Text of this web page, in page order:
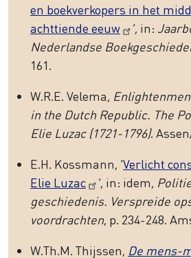
en boekverkopers in het
achttiende eeuw
’, in:
Nederlandse
161.
W.R.E. Velema,
in the Dutch Republic. The
Elie Luzac (1721-1796).
E.H. Kossmann, ‘Verlicht
Elie Luzac
’, in: idem,
geschiedenis. Verspreide
voordrachten, p. 234-248.
W.Th.M. Thijssen, De mens-